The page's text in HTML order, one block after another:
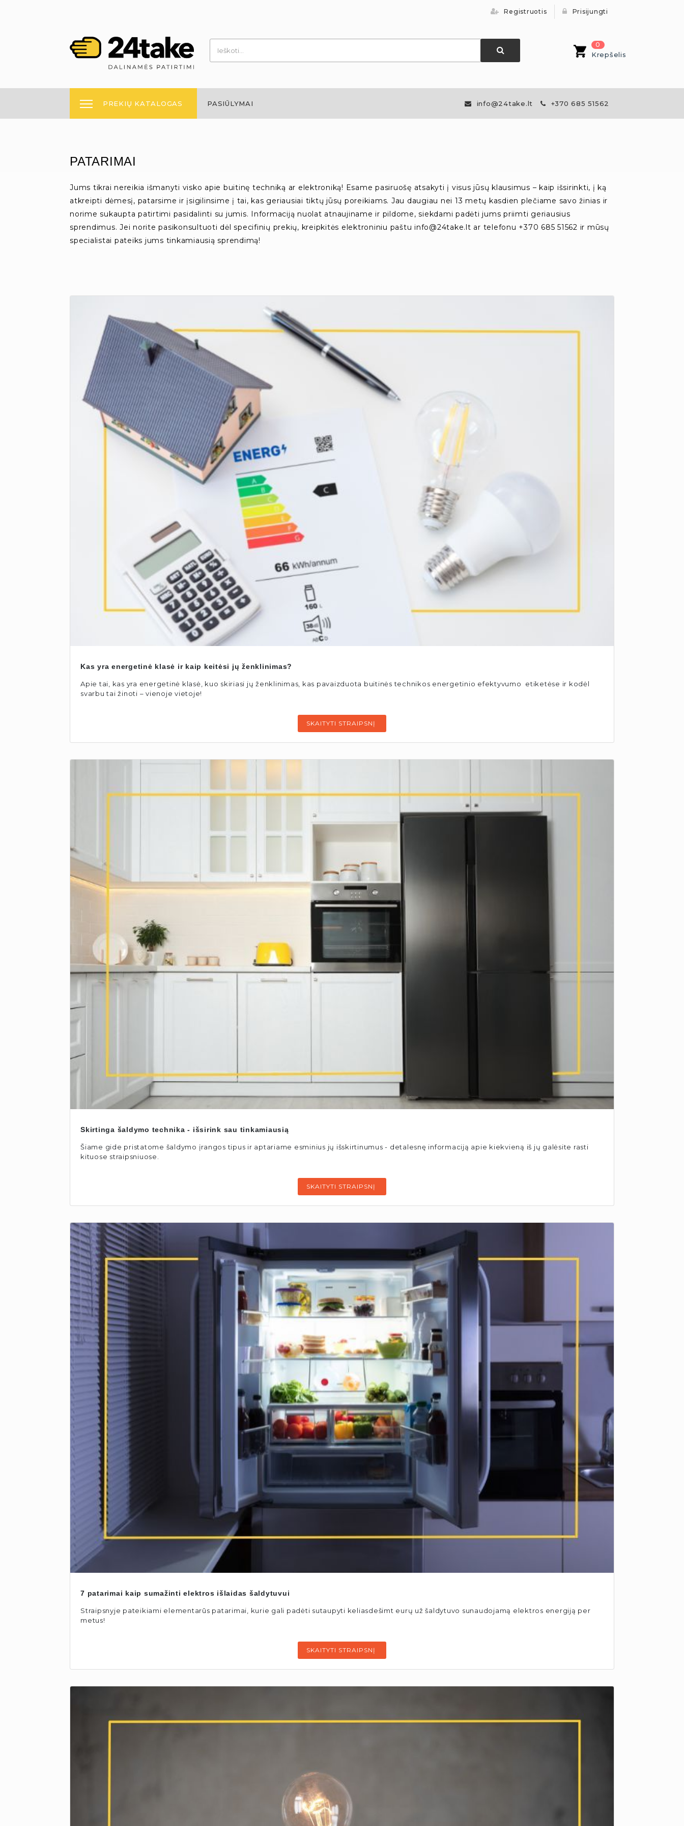
Registruotis Prisijungti
0
Krepšelis
PREKIŲ KATALOGAS PASIŪLYMAI info@24take.lt +370 685 51562
PATARIMAI
Jums tikrai nereikia išmanyti visko apie buitinę techniką ar elektroniką! Esame pasiruošę atsakyti į visus jūsų klausimus – kaip išsirinkti, į ką
atkreipti dėmesį, patarsime ir įsigilinsime į tai, kas geriausiai tiktų jūsų poreikiams. Jau daugiau nei 13 metų kasdien plečiame savo žinias ir
norime sukaupta patirtimi pasidalinti su jumis. Informaciją nuolat atnaujiname ir pildome, siekdami padėti jums priimti geriausius
sprendimus. Jei norite pasikonsultuoti dėl specifinių prekių, kreipkitės elektroniniu paštu info@24take.lt ar telefonu +370 685 51562 ir mūsų
specialistai pateiks jums tinkamiausią sprendimą!
Kas yra energetinė klasė ir kaip keitėsi jų ženklinimas?
Apie tai, kas yra energetinė klasė, kuo skiriasi jų ženklinimas, kas pavaizduota buitinės technikos energetinio efektyvumo etiketėse ir kodėl
svarbu tai žinoti – vienoje vietoje!
SKAITYTI STRAIPSNĮ
Skirtinga šaldymo technika - išsirink sau tinkamiausią
Šiame gide pristatome šaldymo įrangos tipus ir aptariame esminius jų išskirtinumus - detalesnę informaciją apie kiekvieną iš jų galėsite rasti
kituose straipsniuose.
SKAITYTI STRAIPSNĮ
7 patarimai kaip sumažinti elektros išlaidas šaldytuvui
Straipsnyje pateikiami elementarūs patarimai, kurie gali padėti sutaupyti keliasdešimt eurų už šaldytuvo sunaudojamą elektros energiją per
metus!
SKAITYTI STRAIPSNĮ